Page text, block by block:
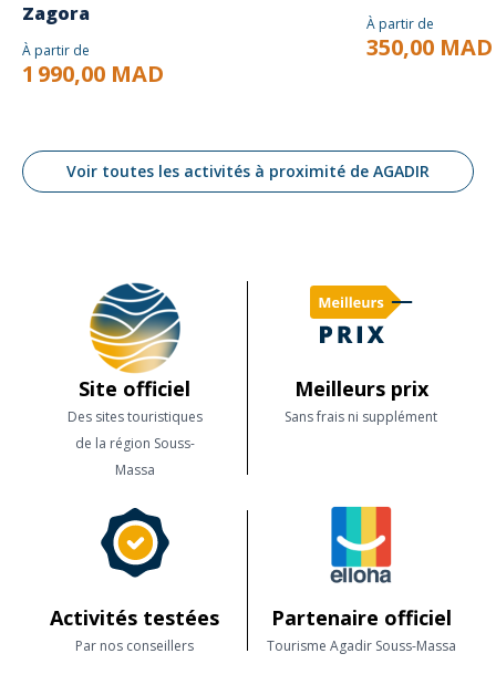
Zagora
À partir de
1 990,00 MAD
À partir de
350,00 MAD
Voir toutes les activités à proximité de AGADIR
Site officiel
Des sites touristiques
de la région Souss-
Massa
Meilleurs prix
Sans frais ni supplément
Activités testées
Par nos conseillers
Partenaire officiel
Tourisme Agadir Souss-Massa